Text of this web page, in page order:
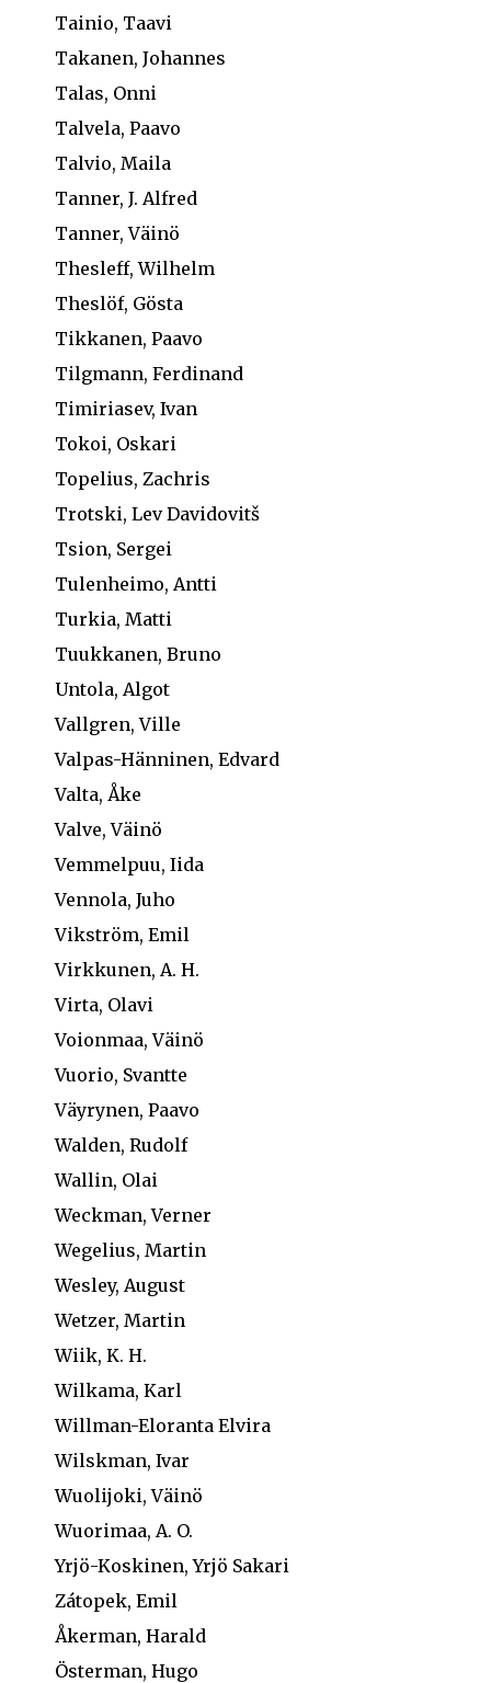
Tainio, Taavi
Takanen, Johannes
Talas, Onni
Talvela, Paavo
Talvio, Maila
Tanner, J. Alfred
Tanner, Väinö
Thesleff, Wilhelm
Theslöf, Gösta
Tikkanen, Paavo
Tilgmann, Ferdinand
Timiriasev, Ivan
Tokoi, Oskari
Topelius, Zachris
Trotski, Lev Davidovitš
Tsion, Sergei
Tulenheimo, Antti
Turkia, Matti
Tuukkanen, Bruno
Untola, Algot
Vallgren, Ville
Valpas-Hänninen, Edvard
Valta, Åke
Valve, Väinö
Vemmelpuu, Iida
Vennola, Juho
Vikström, Emil
Virkkunen, A. H.
Virta, Olavi
Voionmaa, Väinö
Vuorio, Svantte
Väyrynen, Paavo
Walden, Rudolf
Wallin, Olai
Weckman, Verner
Wegelius, Martin
Wesley, August
Wetzer, Martin
Wiik, K. H.
Wilkama, Karl
Willman-Eloranta Elvira
Wilskman, Ivar
Wuolijoki, Väinö
Wuorimaa, A. O.
Yrjö-Koskinen, Yrjö Sakari
Zátopek, Emil
Åkerman, Harald
Österman, Hugo